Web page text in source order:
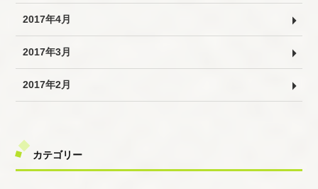
2017年4月
2017年3月
2017年2月
カテゴリー